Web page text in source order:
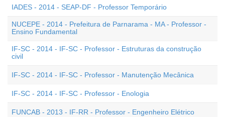
IADES - 2014 - SEAP-DF - Professor Temporário
NUCEPE - 2014 - Prefeitura de Parnarama - MA - Professor -
Ensino Fundamental
IF-SC - 2014 - IF-SC - Professor - Estruturas da construção
civil
IF-SC - 2014 - IF-SC - Professor - Manutenção Mecânica
IF-SC - 2014 - IF-SC - Professor - Enologia
FUNCAB - 2013 - IF-RR - Professor - Engenheiro Elétrico